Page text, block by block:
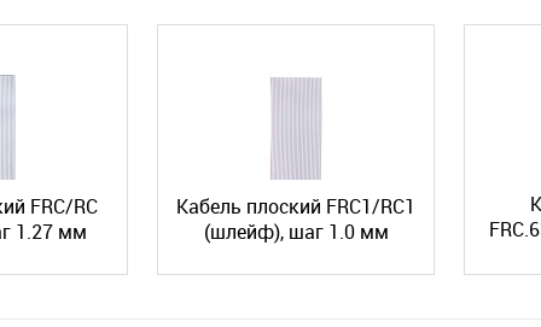
FRC/RC
1.27 мм
Кабель плоский FRC1/RC1
(шлейф), шаг 1.0 мм